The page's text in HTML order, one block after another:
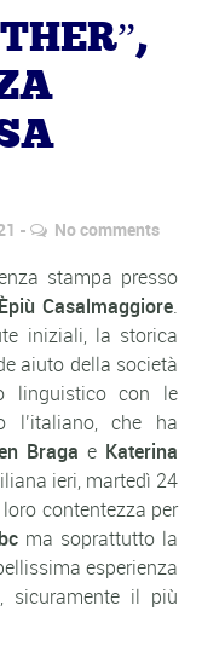
No comments
stampa presso
Casalmaggiore.
iniziali, la storica
aiuto della società
linguistico con le
l’italiano, che ha
Braga e Katerina
ieri, martedì 24
contentezza per
ma soprattutto la
esperienza
sicuramente il più